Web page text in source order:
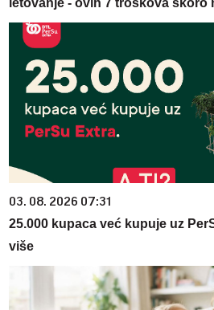
letovanje - ovih 7 troškova skoro
03. 08. 2026 07:31
25.000 kupaca već kupuje uz
više